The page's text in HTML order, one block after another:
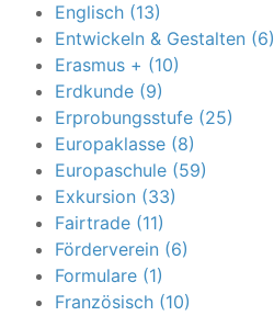
Englisch (13)
Entwickeln & Gestalten (6)
Erasmus + (10)
Erdkunde (9)
Erprobungsstufe (25)
Europaklasse (8)
Europaschule (59)
Exkursion (33)
Fairtrade (11)
Förderverein (6)
Formulare (1)
Französisch (10)